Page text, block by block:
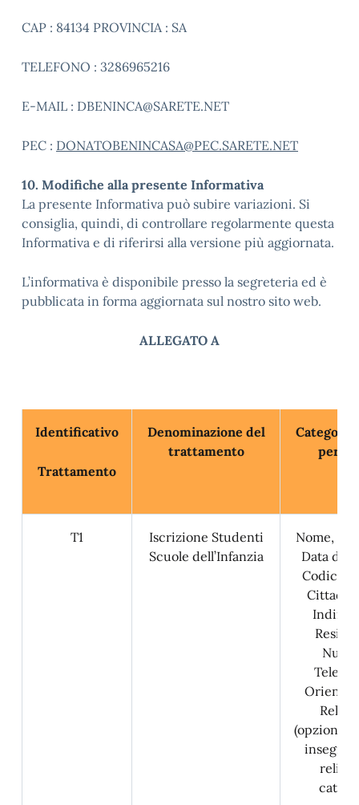
CAP : 84134 PROVINCIA : SA
TELEFONO : 3286965216
E-MAIL : DBENINCA@SARETE.NET
PEC : DONATOBENINCASA@PEC.SARETE.NET
10. Modifiche alla presente Informativa
La presente Informativa può subire variazioni. Si
consiglia, quindi, di controllare regolarmente questa
Informativa e di riferirsi alla versione più aggiornata.
L’informativa è disponibile presso la segreteria ed è
pubblicata in forma aggiornata sul nostro sito web.
ALLEGATO A
Identificativo
Trattamento
Denominazione del
trattamento
T1
Iscrizione Studenti
Scuole dell’Infanzia
Nome,
Data di
Codice
(opzione